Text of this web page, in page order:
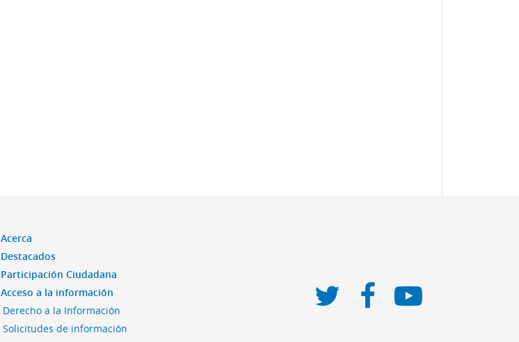
Acerca
Destacados
Participación Ciudadana
Acceso a la información
Derecho a la Información
Solicitudes de información